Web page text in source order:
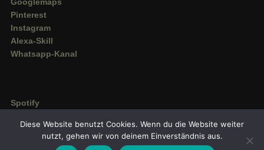
Pinterest
Instagram
Alexa-Skill
Whatsapp-Kanal
Spotify
Amazon Music
Diese Website benutzt Cookies. Wenn du die Website weiter
nutzt, gehen wir von deinem Einverständnis aus.